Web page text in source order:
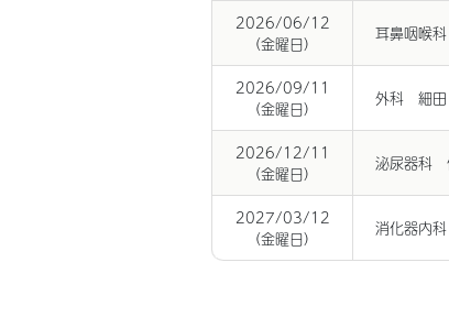
2026/06/12
(金曜日)
耳鼻咽喉
2026/09/11
(金曜日)
外科 細田
2026/12/11
(金曜日)
泌尿器科
2027/03/12
(金曜日)
消化器内